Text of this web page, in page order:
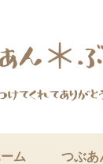
ム つぶあ